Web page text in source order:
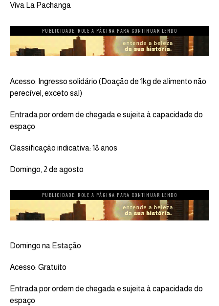
Viva La Pachanga
PUBLICIDADE. ROLE A PÁGINA PARA CONTINUAR LENDO
Acesso: Ingresso solidário (Doação de 1kg de alimento não
perecível, exceto sal)
Entrada por ordem de chegada e sujeita à capacidade do
espaço
Classificação indicativa: 18 anos
Domingo, 2 de agosto
PUBLICIDADE. ROLE A PÁGINA PARA CONTINUAR LENDO
Domingo na Estação
Acesso: Gratuito
Entrada por ordem de chegada e sujeita à capacidade do
espaço